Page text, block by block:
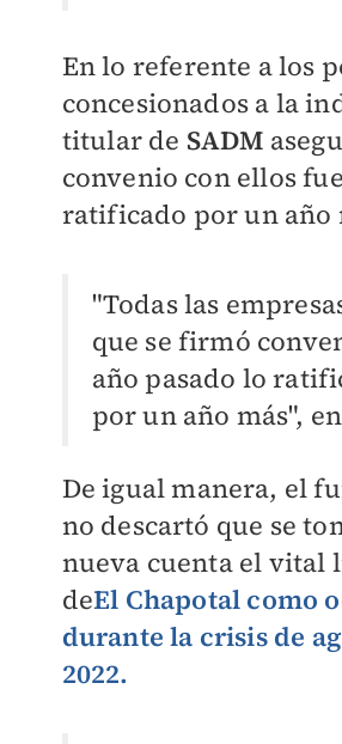
En lo referente a los
concesionados a la
titular de SADM
convenio con ellos fue
ratificado por un año
"Todas las
que se firmó
año pasado lo
por un año más",
De igual manera, el
no descartó que se
nueva cuenta el vital
deEl Chapotal como
durante la crisis de
2022.